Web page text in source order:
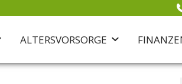
ALTERSVORSORGE